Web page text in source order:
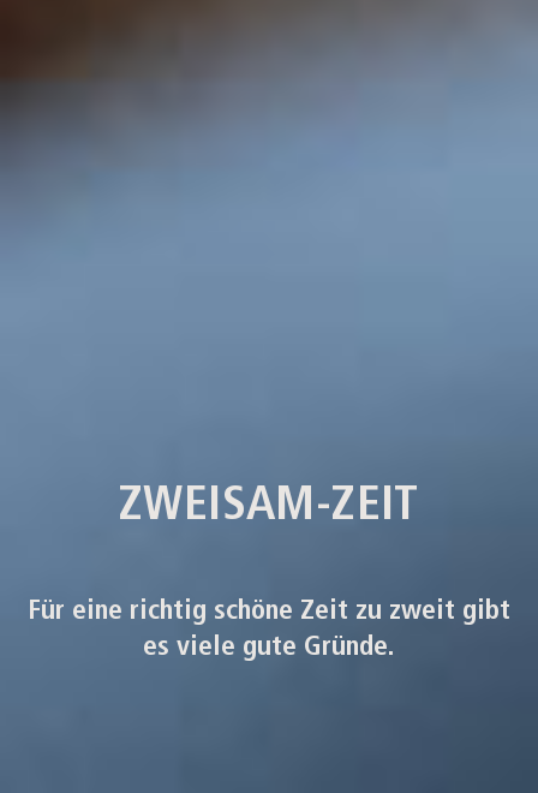
ZWEISAM-ZEIT
Für eine richtig schöne Zeit zu zweit gibt
es viele gute Gründe.